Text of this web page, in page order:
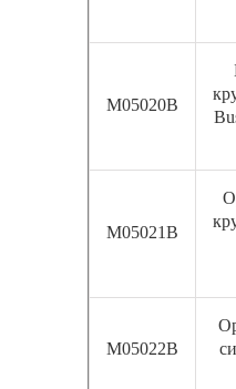
М05020В
М05021В
М05022В